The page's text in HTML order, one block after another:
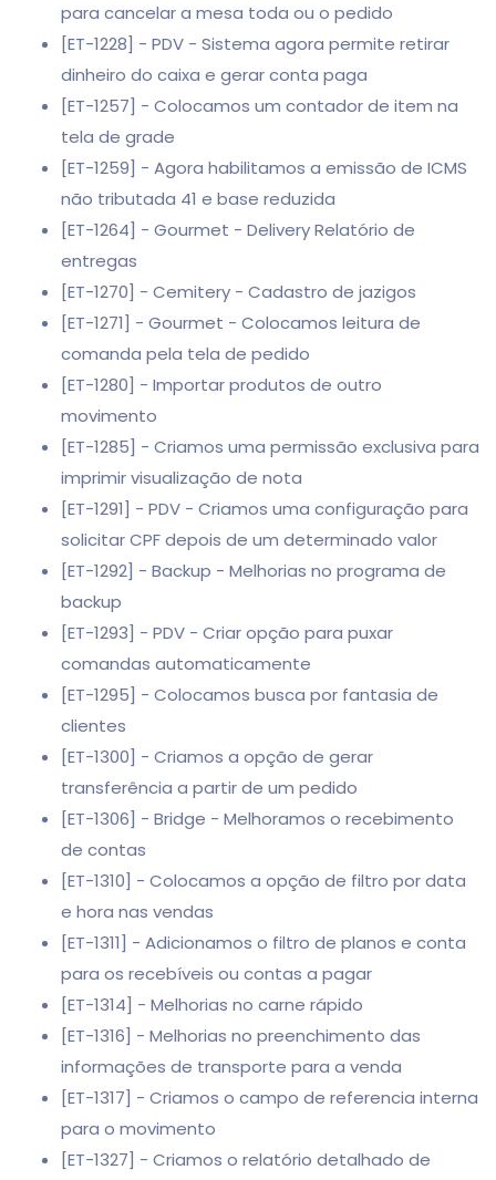
para cancelar a mesa toda ou o pedido
[ET-1228] - PDV - Sistema agora permite retirar
dinheiro do caixa e gerar conta paga
[ET-1257] - Colocamos um contador de item na
tela de grade
[ET-1259] - Agora habilitamos a emissão de ICMS
não tributada 41 e base reduzida
[ET-1264] - Gourmet - Delivery Relatório de
entregas
[ET-1270] - Cemitery - Cadastro de jazigos
[ET-1271] - Gourmet - Colocamos leitura de
comanda pela tela de pedido
[ET-1280] - Importar produtos de outro
movimento
[ET-1285] - Criamos uma permissão exclusiva para
imprimir visualização de nota
[ET-1291] - PDV - Criamos uma configuração para
solicitar CPF depois de um determinado valor
[ET-1292] - Backup - Melhorias no programa de
backup
[ET-1293] - PDV - Criar opção para puxar
comandas automaticamente
[ET-1295] - Colocamos busca por fantasia de
clientes
[ET-1300] - Criamos a opção de gerar
transferência a partir de um pedido
[ET-1306] - Bridge - Melhoramos o recebimento
de contas
[ET-1310] - Colocamos a opção de filtro por data
e hora nas vendas
[ET-1311] - Adicionamos o filtro de planos e conta
para os recebíveis ou contas a pagar
[ET-1314] - Melhorias no carne rápido
[ET-1316] - Melhorias no preenchimento das
informações de transporte para a venda
[ET-1317] - Criamos o campo de referencia interna
para o movimento
[ET-1327] - Criamos o relatório detalhado de